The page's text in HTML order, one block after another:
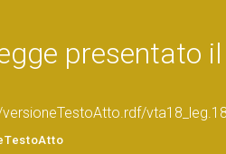
presentato